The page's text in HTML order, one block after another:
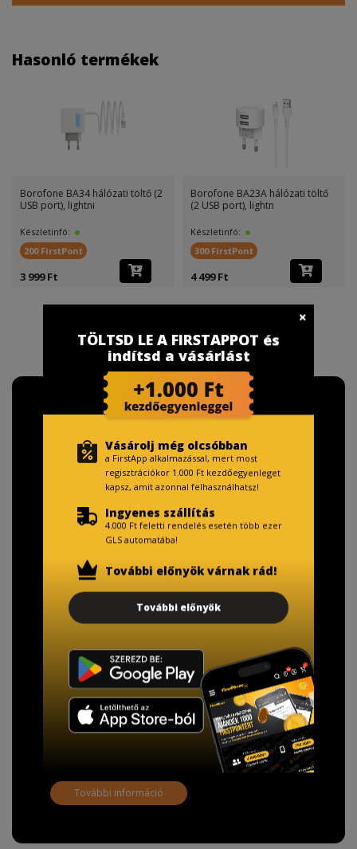
Hasonló termékek
Borofone BA34 hálózati töltő (2
USB port), lightni
Készletinfó:
200 FirstPont
3 999 Ft
Borofone BA23A hálózati töltő
(2 USB port), lightn
Készletinfó:
300 FirstPont
4 499 Ft
TISZTELT VÁSÁRLÓNK!
Fizetésnél kérje az ingyenes adattörlő kódot
adatainak biztonsága érdekében!
A Kormány döntése alapján a kereskedő minden tartós
adathordozó termék vásárlásakor köteles ingyenes
adattörlő kódot biztosítani.
További információ
TÖLTSD LE A FIRSTAPPOT és
indítsd a vásárlást
Vásárolj még olcsóbban
a FirstApp alkalmazással, mert most
regisztrációkor 1.000 Ft kezdőegyenleget
kapsz, amit azonnal felhasználhatsz!
Ingyenes szállítás
4.000 Ft feletti rendelés esetén több ezer
GLS automatába!
További előnyök várnak rád!
További előnyök